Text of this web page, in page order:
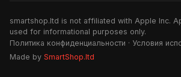
smartshop.ltd is not affiliated with Apple Inc.
used for informational purposes only.
Политика конфиденциальности · Условия
Made by SmartShop.ltd